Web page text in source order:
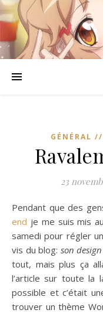
GÉNÉRAL
23
Pendant que des
end je me suis mis
samedi pour régler
vis du blog: son
tout, mais plus ça
l’article sur toute la
possible et c’était
trouver un thème